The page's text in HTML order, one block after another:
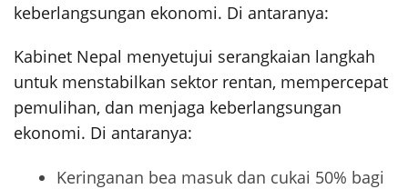
keberlangsungan ekonomi. Di antaranya:
Kabinet Nepal menyetujui serangkaian langkah
untuk menstabilkan sektor rentan, mempercepat
pemulihan, dan menjaga keberlangsungan
ekonomi. Di antaranya:
Keringanan bea masuk dan cukai 50% bagi